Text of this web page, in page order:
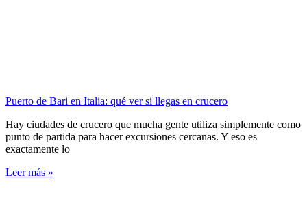
Puerto de Bari en Italia: qué ver si llegas en crucero
Hay ciudades de crucero que mucha gente utiliza simplemente como
punto de partida para hacer excursiones cercanas. Y eso es
exactamente lo
Leer más »